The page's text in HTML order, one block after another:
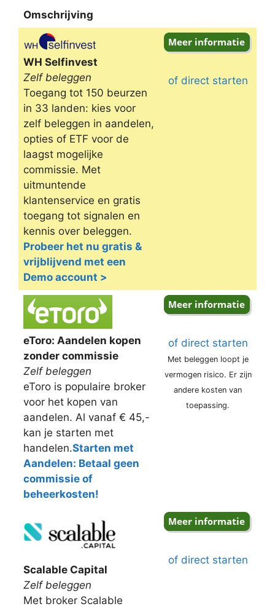
Omschrijving
Omschrijving
WH Selfinvest
Zelf beleggen
Toegang tot 150 beurzen
in 33 landen: kies voor
zelf beleggen in aandelen,
opties of ETF voor de
laagst mogelijke
commissie. Met
uitmuntende
klantenservice en gratis
toegang tot signalen en
kennis over beleggen.
Probeer het nu gratis &
vrijblijvend met een
Demo account >
of direct starten
eToro: Aandelen kopen
zonder commissie
Zelf beleggen
eToro is populaire broker
voor het kopen van
aandelen. Al vanaf € 45,-
kan je starten met
handelen.Starten met
Aandelen: Betaal geen
commissie of
beheerkosten!
of direct starten
Met beleggen loopt je
vermogen risico. Er zijn
andere kosten van
toepassing.
Scalable Capital
Zelf beleggen
Met broker Scalable
of direct starten